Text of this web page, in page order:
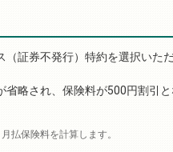
証券不発行）特約を選択いた
略され、保険料が500円割引
払保険料を計算します。